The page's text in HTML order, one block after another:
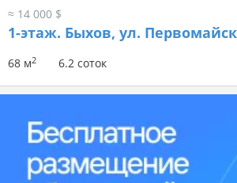
≈ 14 000 $
1-этаж. Быхов, ул.
68 м2 6.2 соток